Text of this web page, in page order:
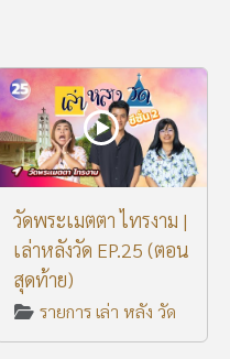
วัดพระเมตตา ไทรงาม |
เล่าหลังวัด EP.25 (ตอน
สุดท้าย)
รายการ เล่า หลัง วัด